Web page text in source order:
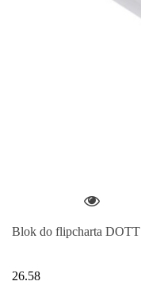
Blok do flipcharta
26.58